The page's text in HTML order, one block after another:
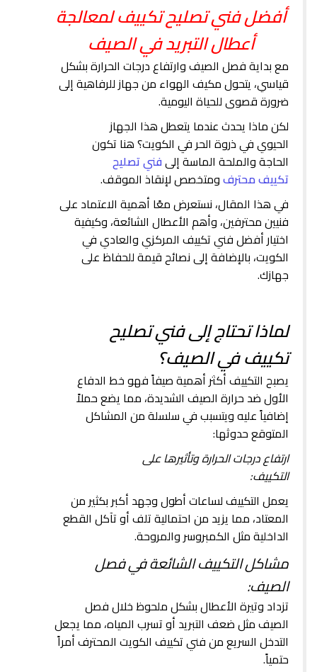
أفضل فني تصليح تكييف لمعالجة
أعطال التبريد في الصيف
مع بداية فصل الصيف وارتفاع درجات الحرارة بشكل
قياسي، يتحول مكيف الهواء من جهاز للرفاهية إلى
ضرورة قصوى للحياة اليومية.
لكن ماذا يحدث عندما يتعطل هذا الجهاز
الحيوي في ذروة الحر في الكويت؟ هنا تكون
الحاجة والملحة الماسة إلىفني تصليح
تكييف محترفومتخصص لإنقاذ الموقف.
في هذا المقال، نستعرض معًا أهمية الاعتماد على
فنيين محترفين، وأهم الأعطال الشائعة، وكيفية
اختيار أفضل فني تكييف المركزي والعادي في
الكويت، بالإضافة إلى نصائح قيمة للحفاظ على
جهازك.
لماذا تحتاج إلى فني تصليح
تكييف في الصيف؟
يصبح التكييف أكثر أهمية صيفاً فهو خط الدفاع
الأول ضد حرارة الصيف الشديدة، مما يضع حملاً
إضافياً عليه ويتسبب في سلسلة من المشاكل
المتوقع حدوثها:
ارتفاع درجات الحرارة وتأثيرها على
التكييف:
يعمل التكييف لساعات أطول وجهد أكبر بكثير من
المعتاد، مما يزيد من احتمالية تلف أو تآكل القطع
الداخلية مثل الكمبروسر والمروحة.
مشاكل التكييف الشائعة في فصل
الصيف:
تزداد وتيرة الأعطال بشكل ملحوظ خلال فصل
الصيف مثل ضعف التبريد أو تسرب المياه، مما يجعل
التدخل السريع من فني تكييف الكويت المحترف أمراً
حتمياً.